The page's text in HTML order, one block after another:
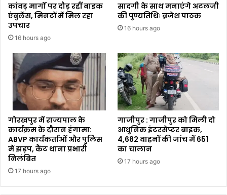
कांवड़ मार्गों पर दौड़ रहीं बाइक
एंबुलेंस, मिनटों में मिल रहा
उपचार
16 hours ago
सादगी के साथ मनाएंगे अटलजी
की पुण्यतिथिः ब्रजेश पाठक
16 hours ago
गोरखपुर में राज्यपाल के
कार्यक्रम के दौरान हंगामा:
ABVP कार्यकर्ताओं और पुलिस
में झड़प, कैंट थाना प्रभारी
निलंबित
17 hours ago
गाजीपुर : गाजीपुर को मिली दो
आधुनिक इंटरसेप्टर बाइक,
4,682 वाहनों की जांच में 651
का चालान
17 hours ago